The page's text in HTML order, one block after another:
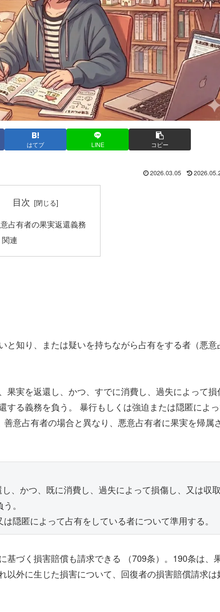
はてブ LINE コピー
2026.03.05
目次
占有者の果実返還義務
関連
と知り、または疑いを持ちながら占有をする者（悪意
果実を返還し、かつ、すでに消費し、過失によって損
する義務を負う。 暴行もしくは強迫または隠匿によ
意占有者の場合と異なり、悪意占有者に果実を帰属
、かつ、既に消費し、過失によって損傷し、又は収取
。
隠匿によって占有をしている者について準用する。
基づく損害賠償も請求できる （709条）。190条は、
以外に生じた損害について、回復者の損害賠償請求は